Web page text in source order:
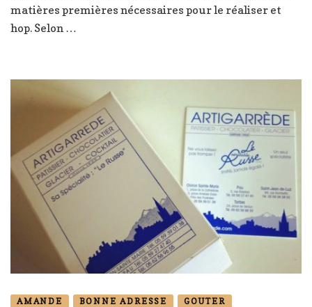
matières premières nécessaires pour le réaliser et
hop. Selon …
AMANDE BONNE ADRESSE
GOUTER